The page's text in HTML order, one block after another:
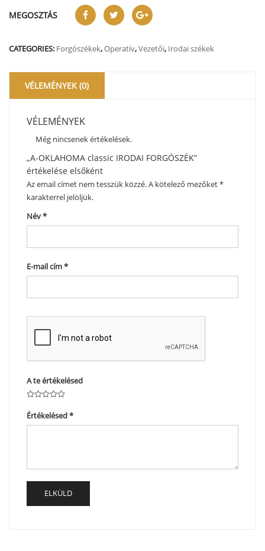
MEGOSZTÁS
CATEGORIES: Forgószékek,Operatív,Vezetői, Irodai székek
VÉLEMÉNYEK (0)
VÉLEMÉNYEK
Még nincsenek értékelések.
„A-OKLAHOMA classic IRODAI FORGÓSZÉK”
értékelése elsőként
Az email címet nem tesszük közzé.A kötelező mezőket*
karakterrel jelöljük.
Név*
E-mail cím*
A te értékelésed
Értékelésed*